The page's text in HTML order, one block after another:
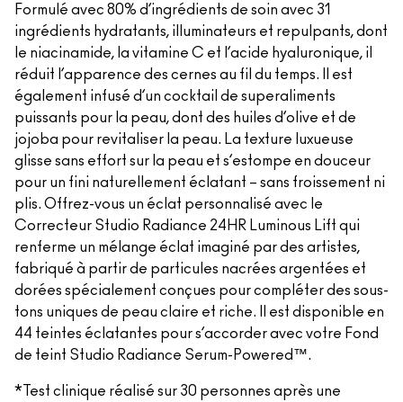
Formulé avec 80% d’ingrédients de soin avec 31
ingrédients hydratants, illuminateurs et repulpants, dont
le niacinamide, la vitamine C et l’acide hyaluronique, il
réduit l’apparence des cernes au fil du temps. Il est
également infusé d’un cocktail de superaliments
puissants pour la peau, dont des huiles d’olive et de
jojoba pour revitaliser la peau. La texture luxueuse
glisse sans effort sur la peau et s’estompe en douceur
pour un fini naturellement éclatant – sans froissement ni
plis. Offrez-vous un éclat personnalisé avec le
Correcteur Studio Radiance 24HR Luminous Lift qui
renferme un mélange éclat imaginé par des artistes,
fabriqué à partir de particules nacrées argentées et
dorées spécialement conçues pour compléter des sous-
tons uniques de peau claire et riche. Il est disponible en
44 teintes éclatantes pour s’accorder avec votre Fond
de teint Studio Radiance Serum-Powered™.
*Test clinique réalisé sur 30 personnes après une